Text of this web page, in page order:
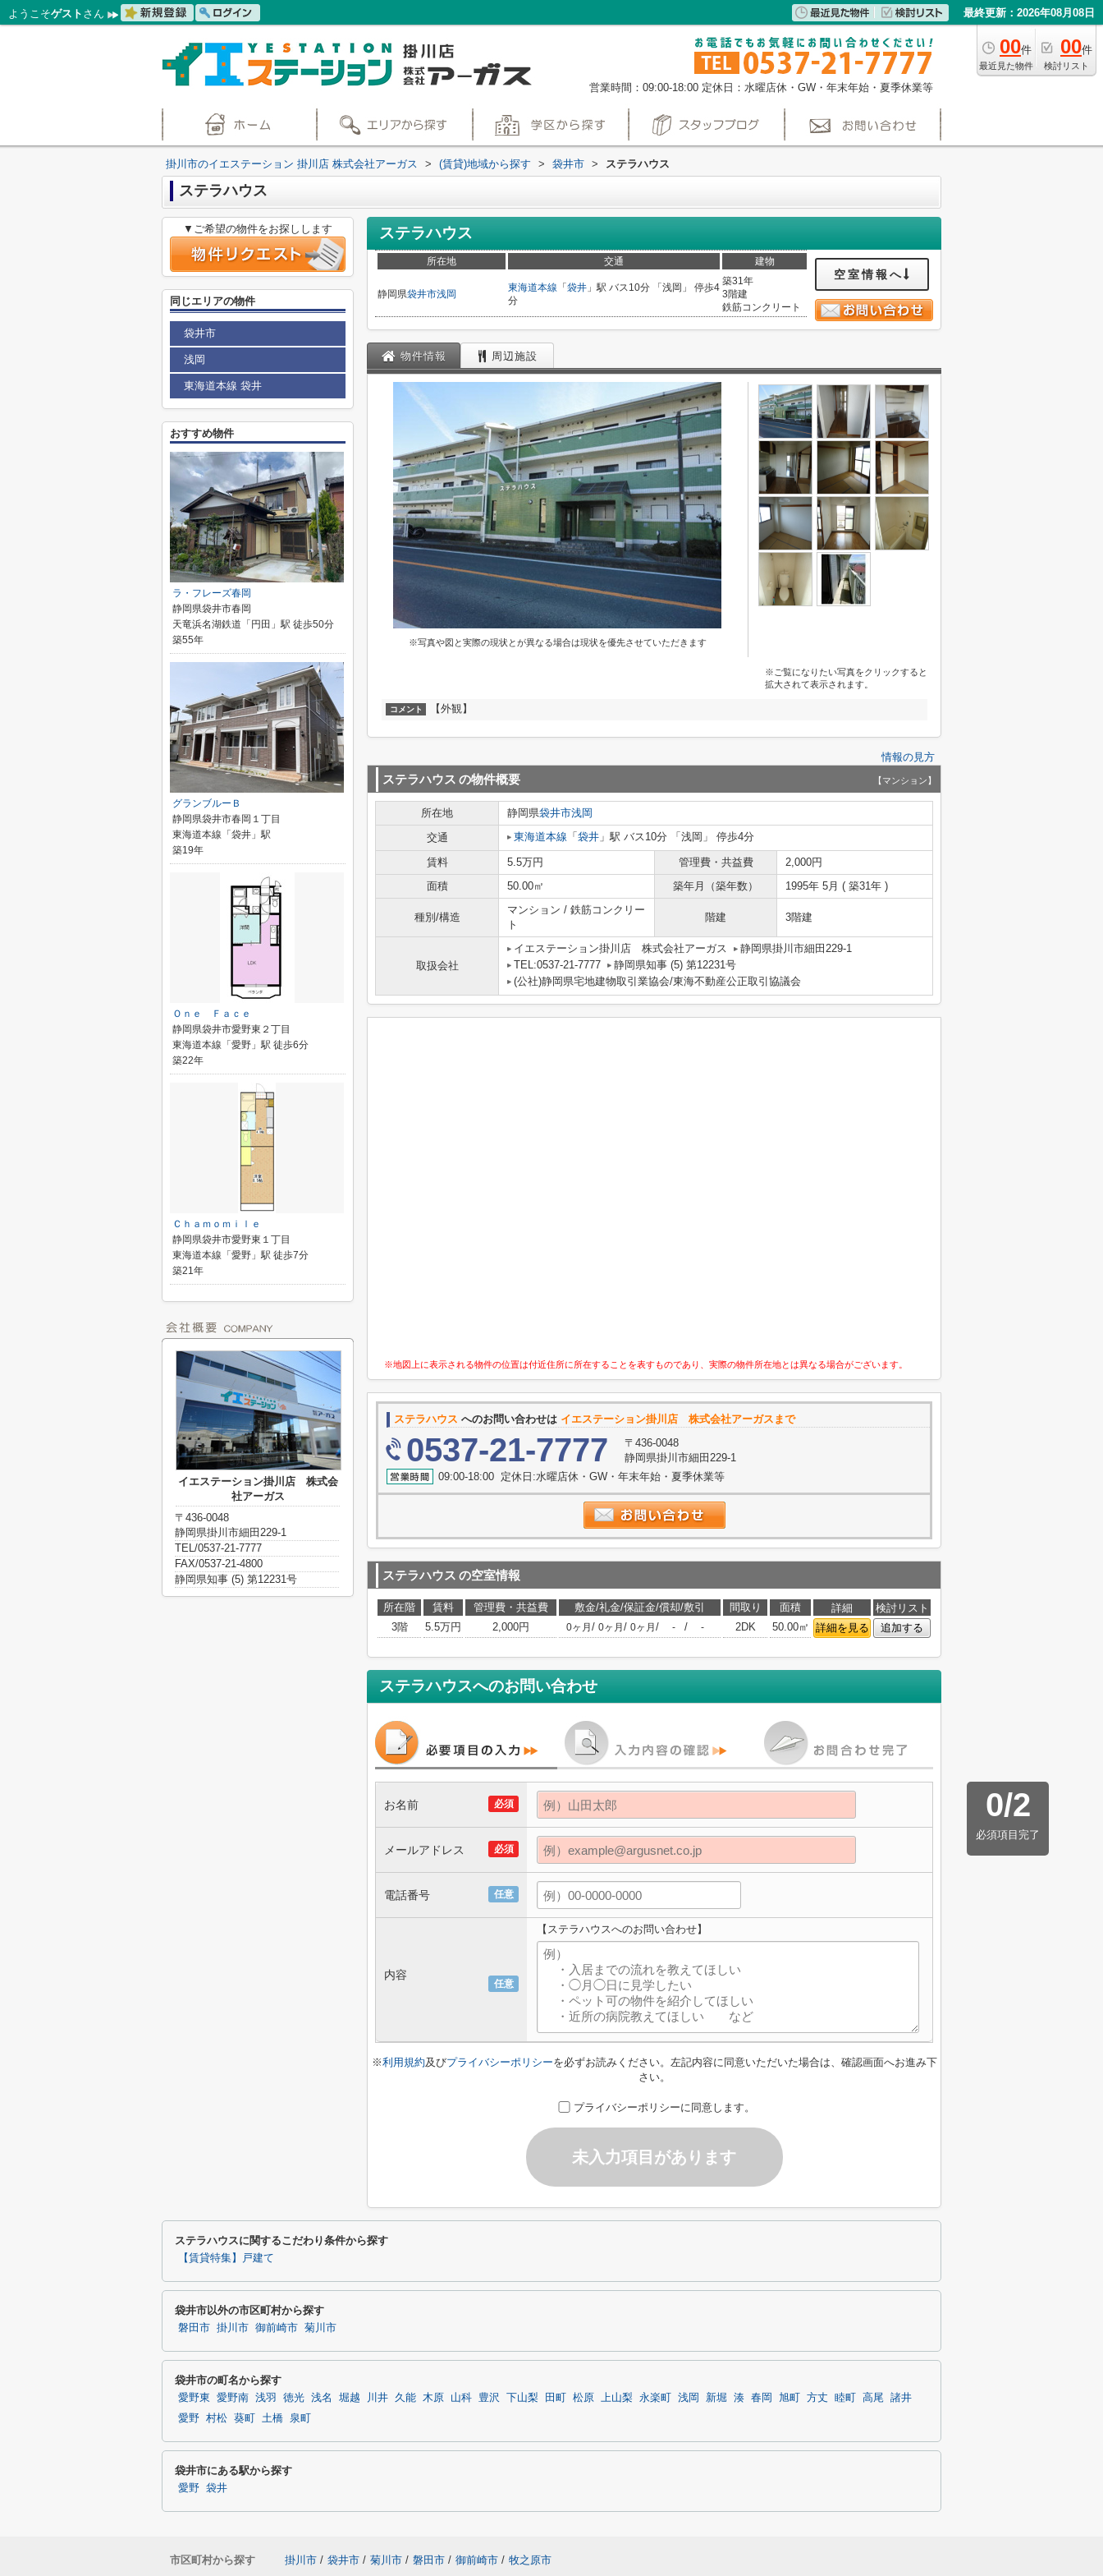
ようこそゲスト さん 最終更新：2026年08月08日
00件
最近見た物件
00件
検討リスト
営業時間：09:00-18:00 定休日：水曜店休・GW・年末年始・夏季休業等
掛川市のイエステーション 掛川店 株式会社アーガス > (賃貸)地域から探す > 袋井市 > ステラハウス
ステラハウス
ステラハウス
所在地 交通 建物
静岡県袋井市浅岡
東海道本線 「 袋井 」駅 バス10分 「浅岡」 停歩4
分
築31年
3階建
鉄筋コンクリート
空室情報へ
物件情報 周辺施設
※写真や図と実際の現状とが異なる場合は現状を優先させていただきます
※ご覧になりたい写真をクリックすると
拡大されて表示されます。
コメント 【外観】
情報の見方
ステラハウス の物件概要 【マンション】
所在地 静岡県袋井市浅岡
交通
東海道本線 「 袋井 」駅 バス10分 「浅岡」 停歩4分
賃料 5.5万円 管理費・共益費
2,000円
面積
50.00㎡ 築年月（築年数） 1995年 5月 ( 築31年 )
種別/構造
マンション / 鉄筋コンクリー
ト
階建 3階建
取扱会社
イエステーション掛川店 株式会社アーガス
静岡県掛川市細田229-1
TEL:0537-21-7777
静岡県知事 (5) 第12231号
(公社)静岡県宅地建物取引業協会/東海不動産公正取引協議会
※地図上に表示される物件の位置は付近住所に所在することを表すものであり、実際の物件所在地とは異なる場合がございます。
ステラハウス へのお問い合わせは イエステーション掛川店 株式会社アーガスまで
0537-21-7777
〒436-0048
静岡県掛川市細田229-1
09:00-18:00 定休日:水曜店休・GW・年末年始・夏季休業等
ステラハウス の空室情報
所在階 賃料 管理費・共益費 敷金/礼金/保証金/償却/敷引 間取り 面積 詳細
検討リスト
3階
5.5万円 2,000円 0ヶ月 / 0ヶ月 / 0ヶ月 / - / - 2DK 50.00㎡ 詳細を見る 追加する
ステラハウスへのお問い合わせ
0/2
必須項目完了
必須
お名前
必須
メールアドレス
任意
電話番号
任意
内容
【ステラハウスへのお問い合わせ】
※利用規約及びプライバシーポリシーを必ずお読みください。左記内容に同意いただいた場合は、確認画面へお進み下
さい。
プライバシーポリシーに同意します。
未入力項目があります
▼ご希望の物件をお探しします
同じエリアの物件
袋井市
浅岡
東海道本線 袋井
おすすめ物件
ラ・フレーズ春岡
静岡県袋井市春岡
天竜浜名湖鉄道「円田」駅 徒歩50分
築55年
グランブルーＢ
静岡県袋井市春岡１丁目
東海道本線「袋井」駅
築19年
Ｏｎｅ Ｆａｃｅ
静岡県袋井市愛野東２丁目
東海道本線「愛野」駅 徒歩6分
築22年
Ｃｈａｍｏｍｉｌｅ
静岡県袋井市愛野東１丁目
東海道本線「愛野」駅 徒歩7分
築21年
イエステーション掛川店 株式会
社アーガス
〒436-0048
静岡県掛川市細田229-1
TEL/0537-21-7777
FAX/0537-21-4800
静岡県知事 (5) 第12231号
ステラハウスに関するこだわり条件から探す
【賃貸特集】戸建て
袋井市以外の市区町村から探す
磐田市 掛川市 御前崎市 菊川市
袋井市の町名から探す
愛野東 愛野南 浅羽 徳光 浅名 堀越 川井 久能 木原 山科 豊沢 下山梨 田町 松原 上山梨 永楽町 浅岡 新堀 湊 春岡 旭町 方丈 睦町 高尾 諸井
愛野 村松 葵町 土橋 泉町
袋井市にある駅から探す
愛野 袋井
市区町村から探す 掛川市 / 袋井市 / 菊川市 / 磐田市 / 御前崎市 / 牧之原市